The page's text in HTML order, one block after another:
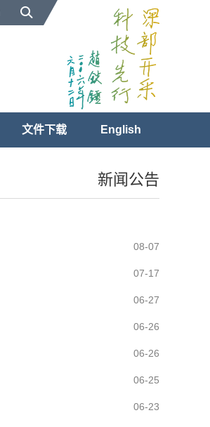
文件下载 English
新闻公告
08-07
07-17
06-27
06-26
06-26
06-25
06-23